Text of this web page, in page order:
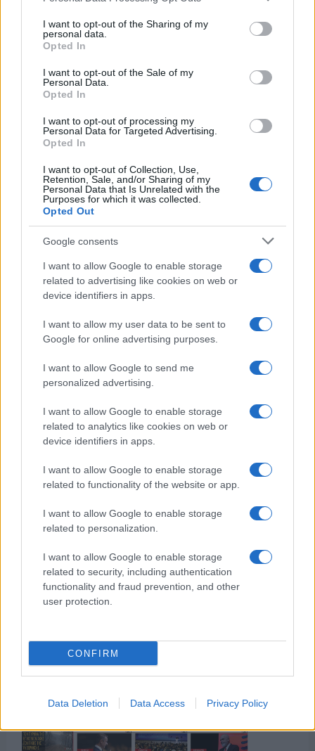
not limited to your visit or usage behaviour. You may click to
grant or deny consent to Google and its third-party tags to
use your data for below specified purposes in below Google
consent section.
I want to opt-out of the Sharing of my
personal data.
Opted In
I want to opt-out of the Sale of my
Personal Data.
Opted In
I want to opt-out of processing my
Personal Data for Targeted Advertising.
Opted In
I want to opt-out of Collection, Use,
Retention, Sale, and/or Sharing of my
Personal Data that Is Unrelated with the
Purposes for which it was collected.
Opted Out
Google consents
I want to allow Google to enable storage
related to advertising like cookies on web or
device identifiers in apps.
I want to allow my user data to be sent to
Google for online advertising purposes.
I want to allow Google to send me
personalized advertising.
I want to allow Google to enable storage
related to analytics like cookies on web or
device identifiers in apps.
I want to allow Google to enable storage
related to functionality of the website or app.
I want to allow Google to enable storage
related to personalization.
I want to allow Google to enable storage
related to security, including authentication
functionality and fraud prevention, and other
user protection.
CONFIRM
Data Deletion Data Access Privacy Policy
Η ΣΤΗΛΗ ΜΑΣ
της Ζωής μας
Οι άνθρωποι, οι αυθεντικές ιστορίες,
πολιτισμός που μας ενώνει κάθε μέρα.
ΟΣΑ ΧΡΕΙΑΖΕΣΑΙ
ΓΙΑ ΤΟ ΚΑΛΟΚΑΙΡΙ ΣΟΥ →